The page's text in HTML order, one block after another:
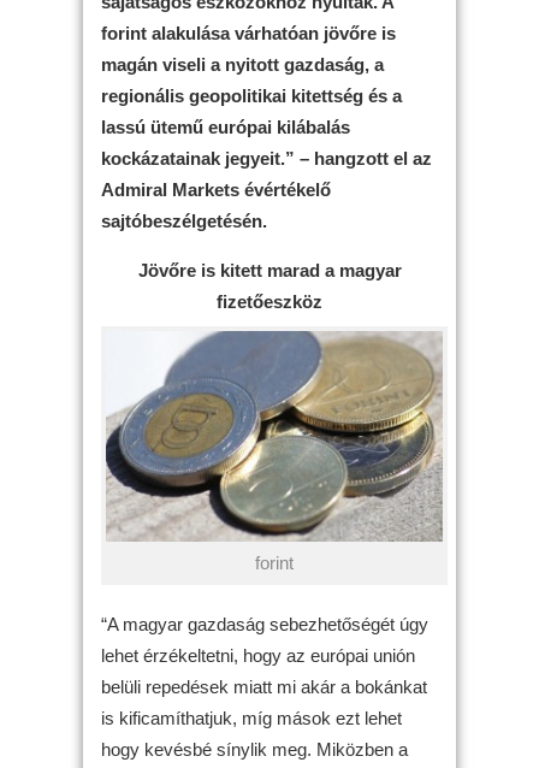
forint alakulása várhatóan jövőre is
magán viseli a nyitott gazdaság, a
regionális geopolitikai kitettség és a
lassú ütemű európai kilábalás
kockázatainak jegyeit.” – hangzott el az
Admiral Markets évértékelő
sajtóbeszélgetésén.
Jövőre is kitett marad a magyar
fizetőeszköz
forint
“A magyar gazdaság sebezhetőségét úgy
lehet érzékeltetni, hogy az európai unión
belüli repedések miatt mi akár a bokánkat
is kificamíthatjuk, míg mások ezt lehet
hogy kevésbé sínylik meg. Miközben a